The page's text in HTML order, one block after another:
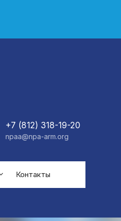
+7 (812) 318-19-20
npaa@npa-arm.org
Контакты